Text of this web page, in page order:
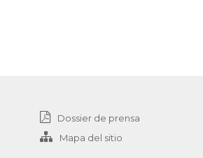
Dossier de prensa
Mapa del sitio